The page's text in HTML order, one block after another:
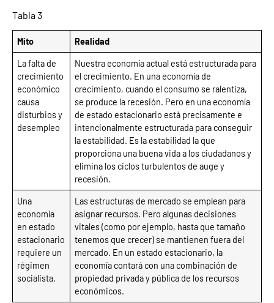
Tabla 3
Mito Realidad
La falta de
crecimiento
económico
causa
disturbios y
desempleo
Nuestra economía actual está estructurada para
el crecimiento. En una economía de
crecimiento, cuando el consumo se ralentiza,
se produce la recesión. Pero en una economía
de estado estacionario está precisamente e
intencionalmente estructurada para conseguir
la estabilidad. Es la estabilidad la que
proporciona una buena vida a los ciudadanos y
elimina los ciclos turbulentos de auge y
recesión.
Una
economía
en estado
estacionario
requiere un
régimen
socialista.
Las estructuras de mercado se emplean para
asignar recursos. Pero algunas decisiones
vitales (como por ejemplo, hasta que tamaño
tenemos que crecer) se mantienen fuera del
mercado. En un estado estacionario, la
economía contará con una combinación de
propiedad privada y pública de los recursos
económicos.